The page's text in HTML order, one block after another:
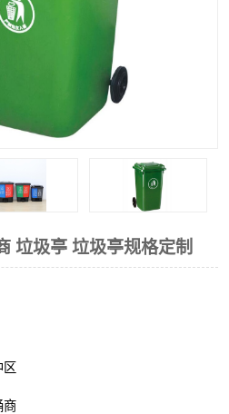
垃圾亭 垃圾亭规格定制
区
商